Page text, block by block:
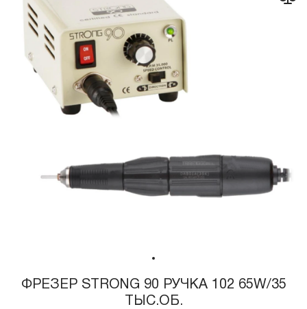
ФРЕЗЕР STRONG 90 РУЧКА 102 65W/35
ТЫС.ОБ.